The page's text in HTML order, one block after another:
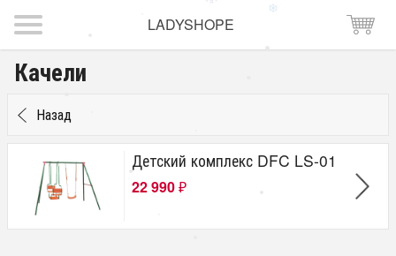
LADYSHOPE
Качели
Назад
Детский комплекс DFC LS-01
22 990 ₽